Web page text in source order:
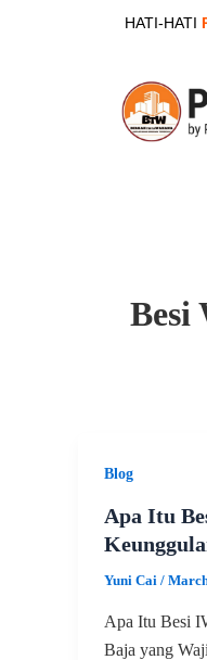
HATI-HATI
Besi
Blog
Apa Itu
Yuni Cai /
Apa Itu Besi
Baja yang